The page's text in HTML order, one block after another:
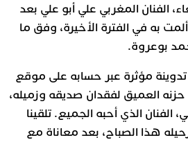
الفنان المغربي علي أبو علي بعد
به في الفترة الأخيرة، وفق ما
بوعروة.
مؤثرة عبر حسابه على موقع
العميق لفقدان صديقه وزميله،
الفنان الذي أحبه الجميع. تلقينا
هذا الصباح، بعد معاناة مع